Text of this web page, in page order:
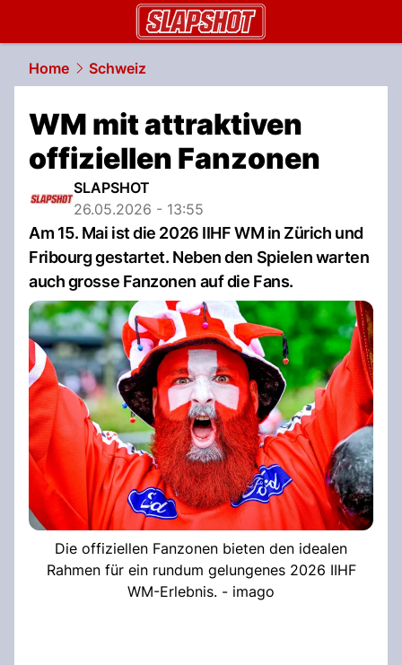
Home Schweiz
WM mit attraktiven
offiziellen Fanzonen
SLAPSHOT
26.05.2026 - 13:55
Am 15. Mai ist die 2026 IIHF WM in Zürich und
Fribourg gestartet. Neben den Spielen warten
auch grosse Fanzonen auf die Fans.
Die offiziellen Fanzonen bieten den idealen
Rahmen für ein rundum gelungenes 2026 IIHF
WM-Erlebnis. - imago